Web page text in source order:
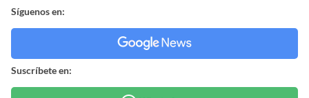
Síguenos en:
Suscríbete en: